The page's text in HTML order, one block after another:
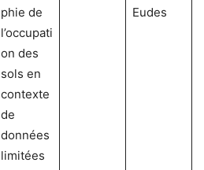
phie de
l’occupati
on des
sols en
contexte
de
données
limitées
Eudes